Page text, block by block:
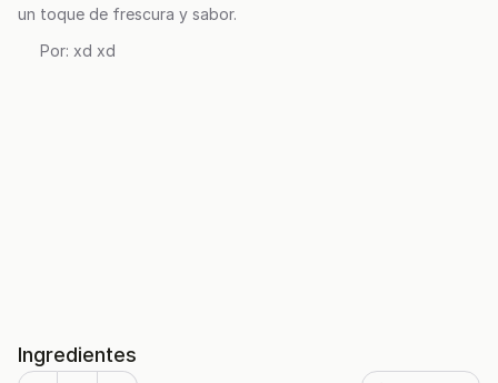
un toque de frescura y sabor.
Por: xd xd
Ingredientes